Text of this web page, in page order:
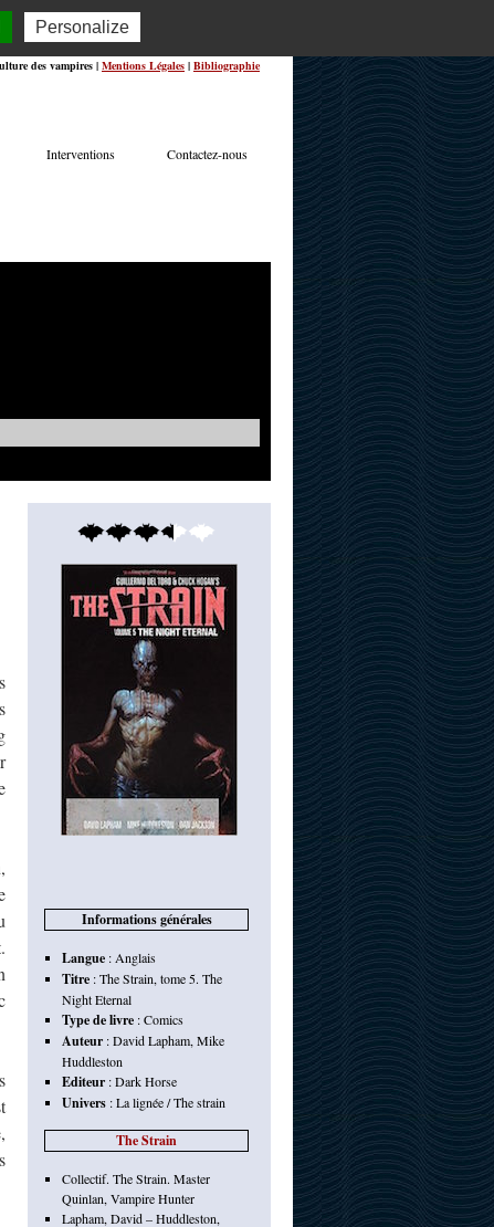
des vampires | Mentions Légales | Bibliographie
Interventions Contactez-nous
Informations générales
Langue: Anglais
Titre:The Strain, tome 5. The
Night Eternal
Type de livre:Comics
Auteur:David Lapham, Mike
Huddleston
Editeur:Dark Horse
Univers:La lignée / The strain
The Strain
Collectif. The Strain. Master
Quinlan, Vampire Hunter
Lapham, David – Huddleston,
Personalize